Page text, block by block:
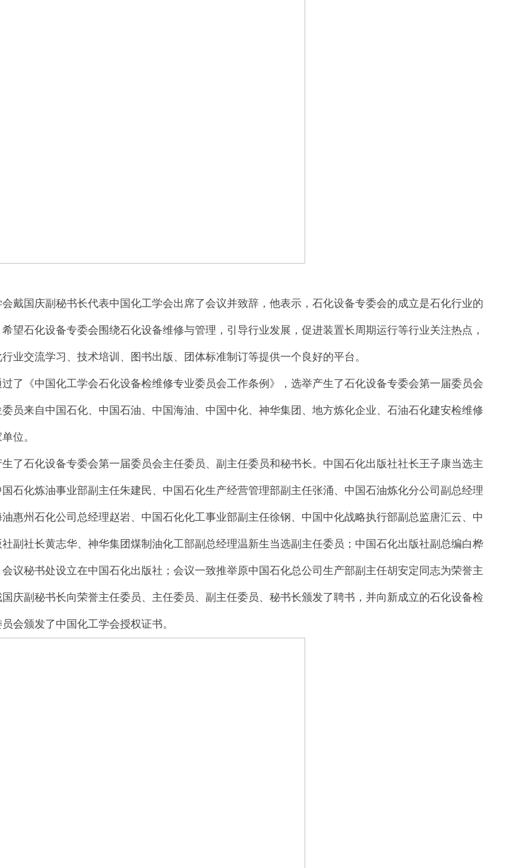
戴国庆副秘书长代表中国化工学会出席了会议并致辞，他表示，石化设备专委会的成立是石化行业的
望石化设备专委会围绕石化设备维修与管理，引导行业发展，促进装置长周期运行等行业关注热点，
业交流学习、技术培训、图书出版、团体标准制订等提供一个良好的平台。
了《中国化工学会石化设备检维修专业委员会工作条例》，选举产生了石化设备专委会第一届委员会
委员来自中国石化、中国石油、中国海油、中国中化、神华集团、地方炼化企业、石油石化建安检维修
位。
了石化设备专委会第一届委员会主任委员、副主任委员和秘书长。中国石化出版社社长王子康当选主
石化炼油事业部副主任朱建民、中国石化生产经营管理部副主任张涌、中国石油炼化分公司副总经理
惠州石化公司总经理赵岩、中国石化化工事业部副主任徐钢、中国中化战略执行部副总监唐汇云、中
副社长黄志华、神华集团煤制油化工部副总经理温新生当选副主任委员；中国石化出版社副总编白桦
议秘书处设立在中国石化出版社；会议一致推举原中国石化总公司生产部副主任胡安定同志为荣誉主
庆副秘书长向荣誉主任委员、主任委员、副主任委员、秘书长颁发了聘书，并向新成立的石化设备检
会颁发了中国化工学会授权证书。